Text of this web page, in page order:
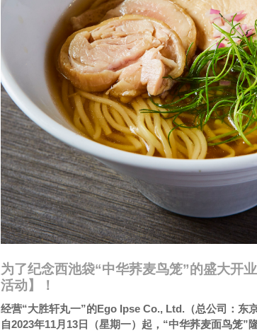
为了纪念西池袋“中华荞麦鸟笼”的盛大开
活动】！
经营“大胜轩丸一”的Ego Ipse Co., Ltd.（总公司：东
自2023年11月13日（星期一）起，“中华荞麦面鸟笼”